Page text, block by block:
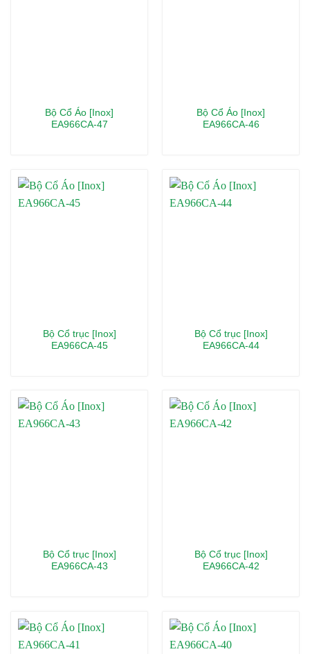
Bộ Cổ Áo [Inox]
EA966CA-47
Bộ Cổ Áo [Inox]
EA966CA-46
Bộ Cổ trục [Inox]
EA966CA-45
Bộ Cổ trục [Inox]
EA966CA-44
Bộ Cổ trục [Inox]
EA966CA-43
Bộ Cổ trục [Inox]
EA966CA-42